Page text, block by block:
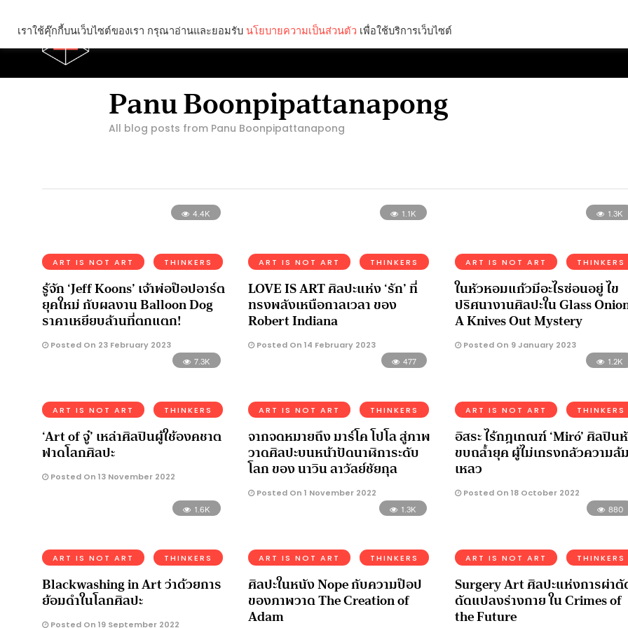
Panu Boonpipattanapong
All blog posts from Panu Boonpipattanapong
4.4K
ART IS NOT ART THINKERS
รู้จัก ‘Jeff Koons’ เจ้าพ่อป๊อปอาร์ต
ยุคใหม่ กับผลงาน Balloon Dog
ราคาเหยียบล้านที่ตกแตก!
Posted On 23 February 2023
1.1K
ART IS NOT ART THINKERS
LOVE IS ART ศิลปะแห่ง ‘รัก’ ที่
ทรงพลังเหนือกาลเวลา ของ
Robert Indiana
Posted On 14 February 2023
1.3K
ART IS NOT ART THINKERS
ในหัวหอมแก้วมีอะไรซ่อนอยู่ ไข
ปริศนางานศิลปะใน Glass
A Knives Out Mystery
Posted On 9 January 2023
7.3K
ART IS NOT ART THINKERS
‘Art of จู๋’ เหล่าศิลปินผู้ใช้องคชาต
ฟาดโลกศิลปะ
Posted On 13 November 2022
477
ART IS NOT ART THINKERS
จากจดหมายถึง มาร์โค โปโล สู่ภาพ
วาดศิลปะบนหน้าปัดนาฬิการะดับ
โลก ของ นาวิน ลาวัลย์ชัยกุล
Posted On 1 November 2022
1.2K
ART IS NOT ART THINKERS
อิสระ ไร้กฎเกณฑ์ ‘Miró’ ศิลปิน
ขบถล้ำยุค ผู้ไม่เกรงกลัวความล้ม
เหลว
Posted On 18 October 2022
1.6K
ART IS NOT ART THINKERS
Blackwashing in Art ว่าด้วยการ
ย้อมดำในโลกศิลปะ
Posted On 19 September 2022
1.3K
ART IS NOT ART THINKERS
ศิลปะในหนัง Nope กับความป๊อป
ของภาพวาด The Creation of
Adam
880
ART IS NOT ART THINKERS
Surgery Art ศิลปะแห่งการผ่า
ดัดแปลงร่างกาย ใน Crimes of
the Future
เราใช้คุ๊กกี้บนเว็บไซต์ของเรา กรุณาอ่านและยอมรับ นโยบายความเป็นส่วนตัว เพื่อใช้บริการเว็บไซต์